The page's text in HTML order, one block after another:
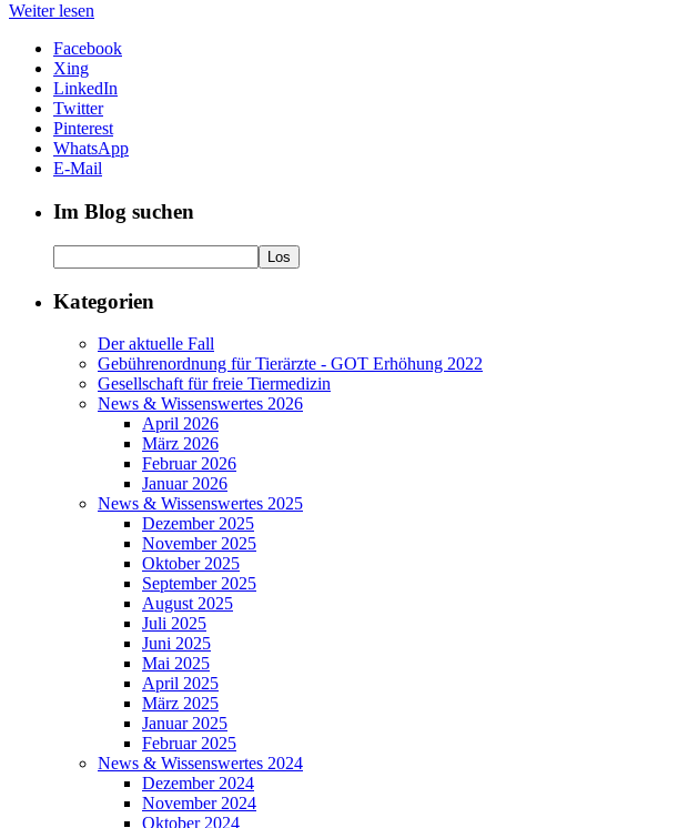
Weiter lesen
Facebook
Xing
LinkedIn
Twitter
Pinterest
WhatsApp
E-Mail
Im Blog suchen
Kategorien
Der aktuelle Fall
Gebührenordnung für Tierärzte - GOT Erhöhung 2022
Gesellschaft für freie Tiermedizin
News & Wissenswertes 2026
April 2026
März 2026
Februar 2026
Januar 2026
News & Wissenswertes 2025
Dezember 2025
November 2025
Oktober 2025
September 2025
August 2025
Juli 2025
Juni 2025
Mai 2025
April 2025
März 2025
Januar 2025
Februar 2025
News & Wissenswertes 2024
Dezember 2024
November 2024
Oktober 2024